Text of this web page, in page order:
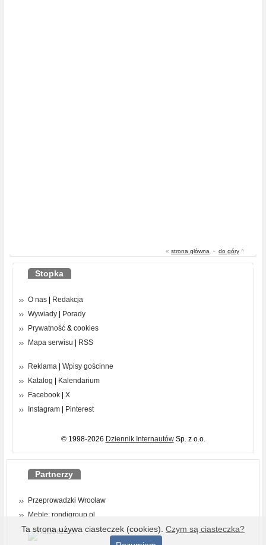
« strona główna - do góry ^
Stopka
O nas
Redakcja
Wywiady
Porady
Prywatność & cookies
Mapa serwisu
RSS
Reklama
Wpisy gościnne
Katalog
Kalendarium
Facebook
X
Instagram
Pinterest
© 1998-2026 Dziennik InternautówSp. z o.o.
Partnerzy
Przeprowadzki Wrocław
Meble: rondigroup.pl
Ta strona używa ciasteczek (cookies). Czym są ciasteczka?